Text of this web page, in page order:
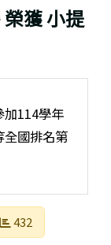
獲 小提
432